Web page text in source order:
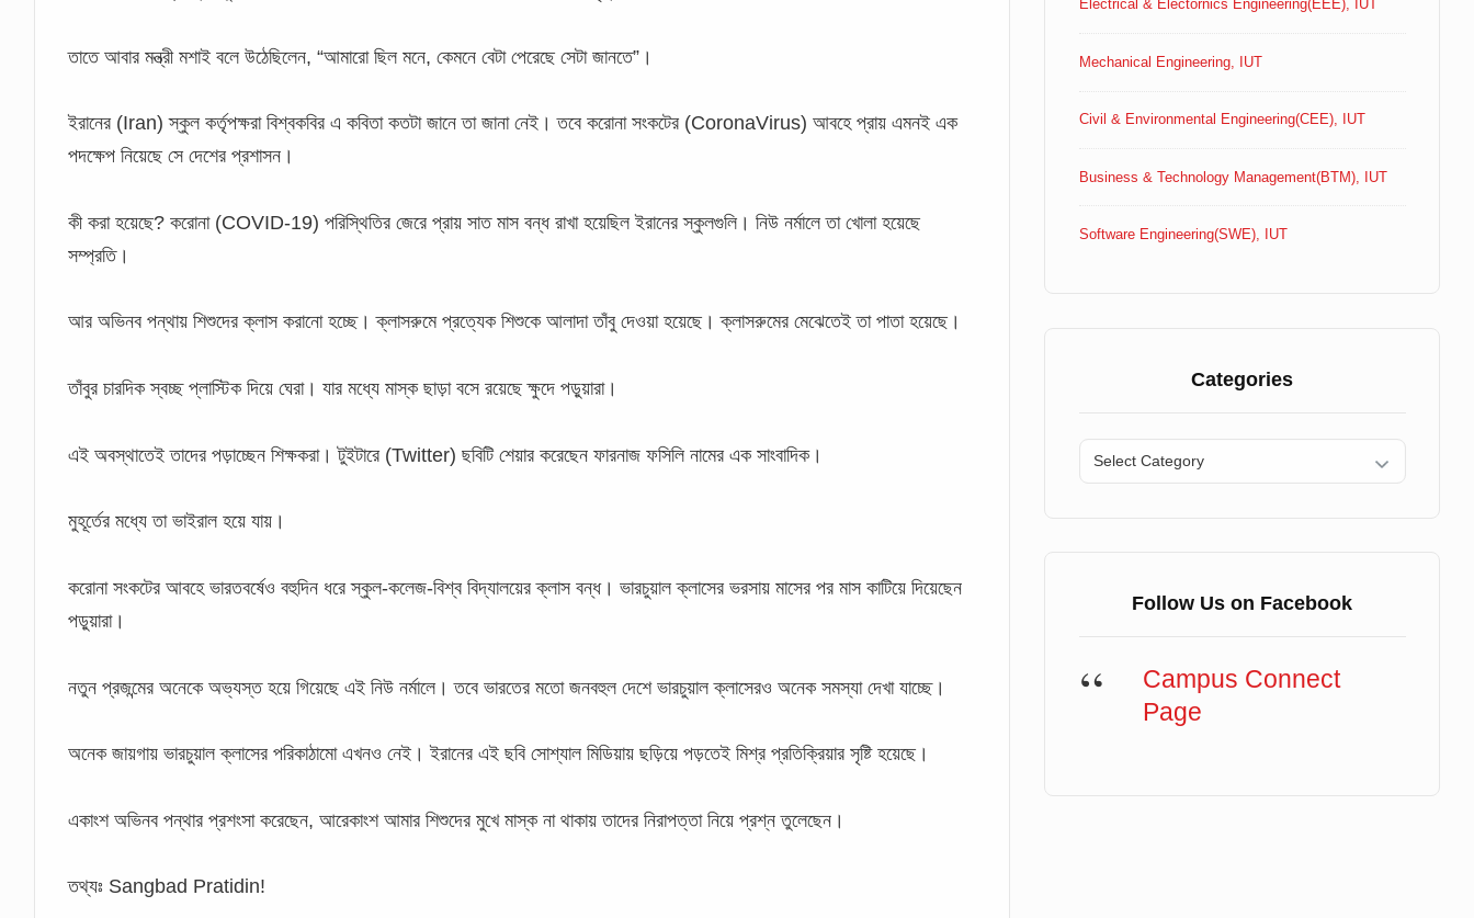
তাতে আবার মন্ত্রী মশাই বলে উঠেছিলেন, “আমারো ছিল মনে, কেমনে বেটা পেরেছে সেটা জানতে”।
ইরানের (Iran) স্কুল কর্তৃপক্ষরা বিশ্বকবির এ কবিতা কতটা জানে তা জানা নেই। তবে করোনা সংকটের (CoronaVirus) আবহে প্রায় এমনই এক
পদক্ষেপ নিয়েছে সে দেশের প্রশাসন।
কী করা হয়েছে? করোনা (COVID-19) পরিস্থিতির জেরে প্রায় সাত মাস বন্ধ রাখা হয়েছিল ইরানের স্কুলগুলি। নিউ নর্মালে তা খোলা হয়েছে
সম্প্রতি।
আর অভিনব পন্থায় শিশুদের ক্লাস করানো হচ্ছে। ক্লাসরুমে প্রত্যেক শিশুকে আলাদা তাঁবু দেওয়া হয়েছে। ক্লাসরুমের মেঝেতেই তা পাতা হয়েছে।
তাঁবুর চারদিক স্বচ্ছ প্লাস্টিক দিয়ে ঘেরা। যার মধ্যে মাস্ক ছাড়া বসে রয়েছে ক্ষুদে পড়ুয়ারা।
এই অবস্থাতেই তাদের পড়াচ্ছেন শিক্ষকরা। টুইটারে (Twitter) ছবিটি শেয়ার করেছেন ফারনাজ ফসিলি নামের এক সাংবাদিক।
মুহূর্তের মধ্যে তা ভাইরাল হয়ে যায়।
করোনা সংকটের আবহে ভারতবর্ষেও বহুদিন ধরে স্কুল-কলেজ-বিশ্ব বিদ্যালয়ের ক্লাস বন্ধ। ভারচুয়াল ক্লাসের ভরসায় মাসের পর মাস কাটিয়ে দিয়েছেন
পড়ুয়ারা।
নতুন প্রজন্মের অনেকে অভ্যস্ত হয়ে গিয়েছে এই নিউ নর্মালে। তবে ভারতের মতো জনবহুল দেশে ভারচুয়াল ক্লাসেরও অনেক সমস্যা দেখা যাচ্ছে।
অনেক জায়গায় ভারচুয়াল ক্লাসের পরিকাঠামো এখনও নেই। ইরানের এই ছবি সোশ্যাল মিডিয়ায় ছড়িয়ে পড়তেই মিশ্র প্রতিক্রিয়ার সৃষ্টি হয়েছে।
একাংশ অভিনব পন্থার প্রশংসা করেছেন, আরেকাংশ আমার শিশুদের মুখে মাস্ক না থাকায় তাদের নিরাপত্তা নিয়ে প্রশ্ন তুলেছেন।
তথ্যঃ Sangbad Pratidin!
Electrical & Electornics Engineering(EEE), IUT
Mechanical Engineering, IUT
Civil & Environmental Engineering(CEE), IUT
Business & Technology Management(BTM), IUT
Software Engineering(SWE), IUT
Categories
Categories
Follow Us on Facebook
Campus Connect
Page